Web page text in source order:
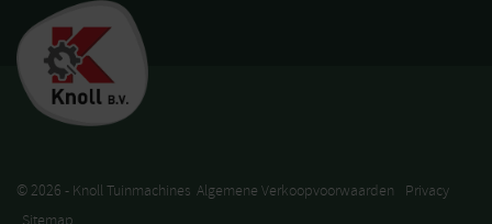
© 2026 - Knoll Tuinmachines Algemene Verkoopvoorwaarden
Privacy
Sitemap